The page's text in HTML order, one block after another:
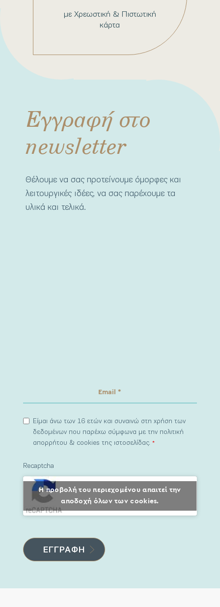
με Χρεωστική & Πιστωτική
κάρτα
Εγγραφή στο
newsletter
Θέλουμε να σας προτείνουμε όμορφες και
λειτουργικές ιδέες, να σας παρέχουμε τα
υλικά και τελικά.
Είμαι άνω των 16 ετών και συναινώ στη χρήση των
δεδομένων που παρέχω σύμφωνα με την πολιτική
απορρήτου & cookies της ιστοσελίδας.*
Recaptcha
Η προβολή του περιεχομένου απαιτεί την
αποδοχή όλων των cookies.